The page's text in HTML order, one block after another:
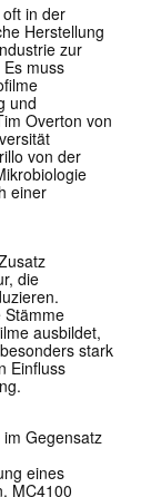
in der
Herstellung
zur
muss
und
Overton von
von der
einer
die
Stämme
ausbildet,
stark
Einfluss
Gegensatz
eines
MC4100